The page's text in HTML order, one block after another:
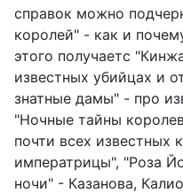
справок можно
королей" - как и
этого получаетс
известных убийцах и
знатные дамы" - про
"Ночные тайны
почти всех известных
императрицы", "Роза
ночи" - Казанова,